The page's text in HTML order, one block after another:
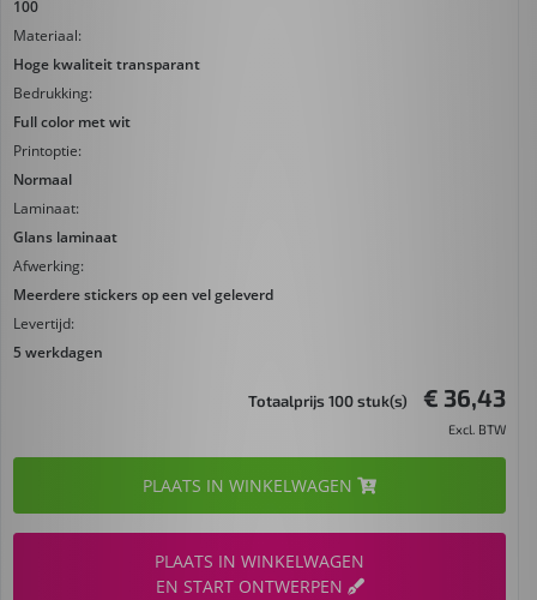
100
Materiaal:
Hoge kwaliteit transparant
Bedrukking:
Full color met wit
Printoptie:
Normaal
Laminaat:
Glans laminaat
Afwerking:
Meerdere stickers op een vel geleverd
Levertijd:
5 werkdagen
Totaalprijs 100 stuk(s) € 36,43
Excl. BTW
PLAATS IN WINKELWAGEN
PLAATS IN WINKELWAGEN
EN START ONTWERPEN